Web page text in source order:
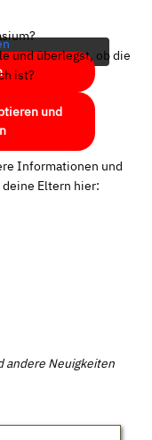
und
und überlegst, ob die
ist?
Informationen und
Eltern hier:
andere Neuigkeiten